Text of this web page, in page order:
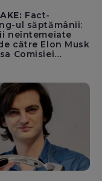
Fact-
ul săptămânii:
neîntemeiate
către Elon Musk
Comisiei
pe platforma X